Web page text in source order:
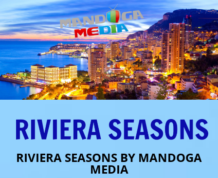
RIVIERA SEASONS BY MANDOGA
MEDIA